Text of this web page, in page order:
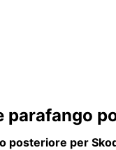
parafango
posteriore per